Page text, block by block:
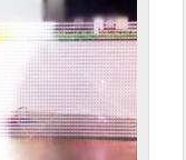
LED透明屏 COB显示屏
液晶拼接屏
广告一体机
会议一体机